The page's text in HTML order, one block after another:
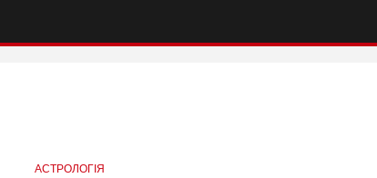
АСТРОЛОГІЯ